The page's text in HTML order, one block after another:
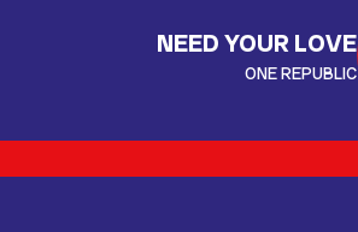
NEED YOUR LOVE
ONE REPUBLIC